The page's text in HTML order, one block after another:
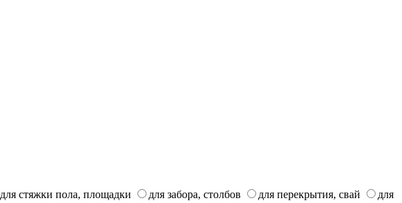
для стяжки пола, площадки для забора, столбов для перекрытия, свай
для